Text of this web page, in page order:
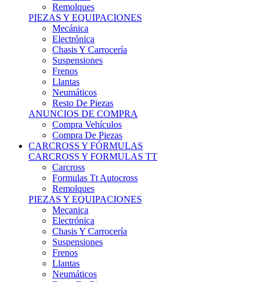
PIEZAS Y EQUIPACIONES
Mecánica
Electrónica
Chasis Y Carrocería
Suspensiones
Frenos
Llantas
Neumáticos
Resto De Piezas
ANUNCIOS DE COMPRA
Compra Vehículos
Compra De Piezas
CARCROSS Y FÓRMULAS
CARCROSS Y FORMULAS TT
Carcross
Formulas Tt Autocross
Remolques
PIEZAS Y EQUIPACIONES
Mecanica
Electrónica
Chasis Y Carrocería
Suspensiones
Frenos
Llantas
Neumáticos
Resto De Piezas